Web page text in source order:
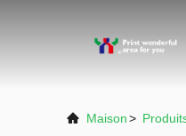
Maison>